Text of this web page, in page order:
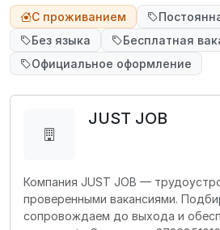
С проживанием
Без языка
Бесплатная
Официальное оформление
JUST JOB
Компания JUST JOB —
проверенными вакансиями.
сопровождаем до выхода и